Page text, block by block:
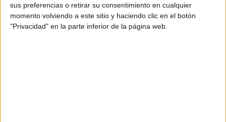
sus preferencias o retirar su consentimiento en cualquier
momento volviendo a este sitio y haciendo clic en el botón
"Privacidad" en la parte inferior de la página web.
Algunos investigadores pensaron que esta criatura
marina podía estar emparentada con elTanystropheus